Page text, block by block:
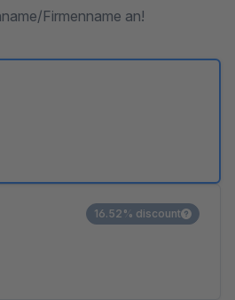
Firmenname an!
16.52% discount